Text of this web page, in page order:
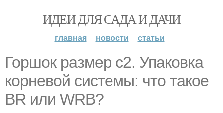
ИДЕИ ДЛЯ САДА И ДАЧИ
главная новости статьи
Горшок размер с2. Упаковка
корневой системы: что такое
BR или WRB?